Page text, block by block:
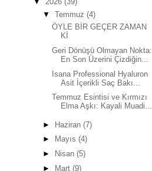
▼ Temmuz (4)
ÖYLE BİR GEÇER ZAMAN
Kİ
Geri Dönüşü Olmayan Nokta:
En Son Üzerini Çizdiğin...
Isana Professional Hyaluron
Asit İçerikli Saç Bakı...
Temmuz Esintisi ve Kırmızı
Elma Aşkı: Kayali Muadi...
► Haziran (7)
►
Mayıs (4)
►
Nisan (5)
►
Mart (9)